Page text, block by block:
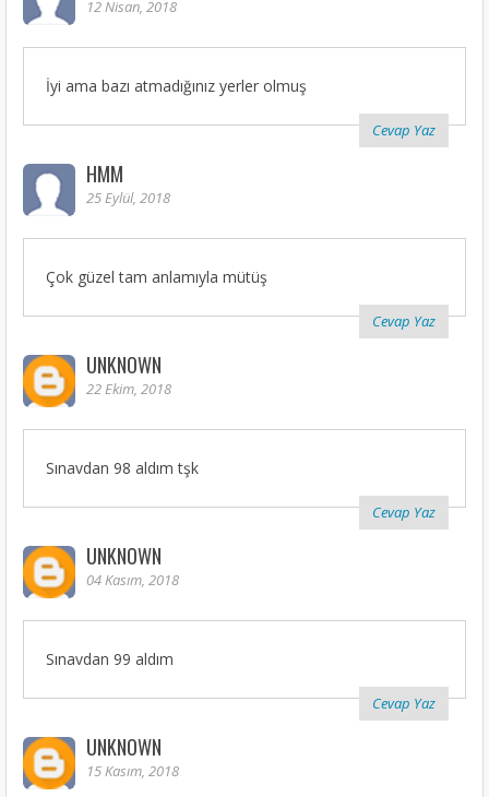
12 Nisan, 2018
İyi ama bazı atmadığınız yerler olmuş
Cevap Yaz
HMM
25 Eylül, 2018
Çok güzel tam anlamıyla mütüş
Cevap Yaz
UNKNOWN
22 Ekim, 2018
Sınavdan 98 aldım tşk
Cevap Yaz
UNKNOWN
04 Kasım, 2018
Sınavdan 99 aldım
Cevap Yaz
UNKNOWN
15 Kasım, 2018